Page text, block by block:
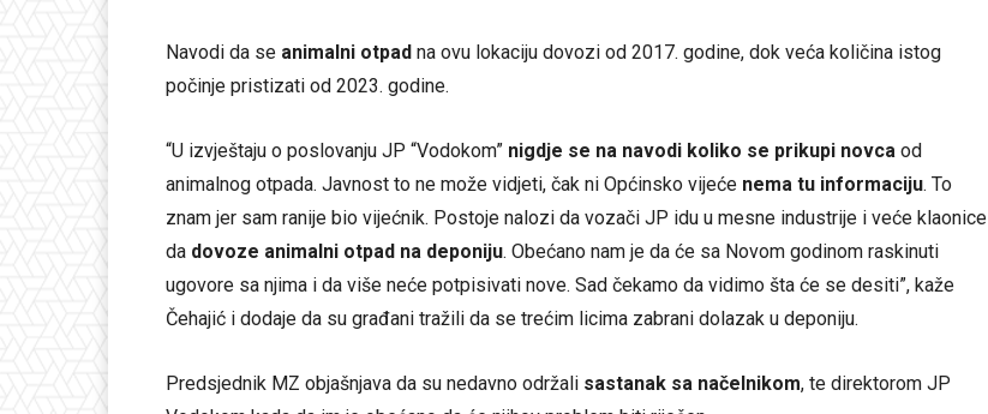
Navodi da se animalni otpad na ovu lokaciju dovozi od 2017. godine, dok veća količina istog
počinje pristizati od 2023. godine.
“U izvještaju o poslovanju JP “Vodokom” nigdje se na navodi koliko se prikupi novca od
animalnog otpada. Javnost to ne može vidjeti, čak ni Općinsko vijeće nema tu informaciju. To
znam jer sam ranije bio vijećnik. Postoje nalozi da vozači JP idu u mesne industrije i veće klaonice
da dovoze animalni otpad na deponiju. Obećano nam je da će sa Novom godinom raskinuti
ugovore sa njima i da više neće potpisivati nove. Sad čekamo da vidimo šta će se desiti”, kaže
Čehajić i dodaje da su građani tražili da se trećim licima zabrani dolazak u deponiju.
Predsjednik MZ objašnjava da su nedavno održali sastanak sa načelnikom, te direktorom JP